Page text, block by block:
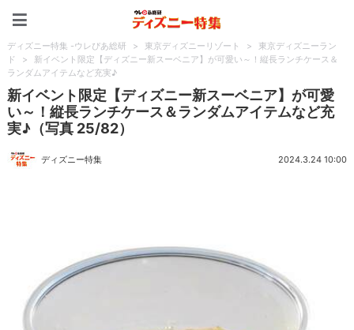
ディズニー特集 -ウレぴあ総研 > 東京ディズニーリゾート >
東京ディズニーラン
ド
>
新イベント限定【ディズニー新スーベニア】が可愛い～！縦長ランチケース＆
ランダムアイテムなど充実♪
新イベント限定【ディズニー新スーベニア】が可愛
い～！縦長ランチケース＆ランダムアイテムなど充
実♪（写真 25/82）
ディズニー特集 2024.3.24 10:00